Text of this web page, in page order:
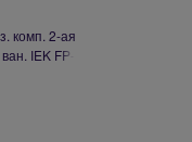
комп. 2-ая
IEK FP-